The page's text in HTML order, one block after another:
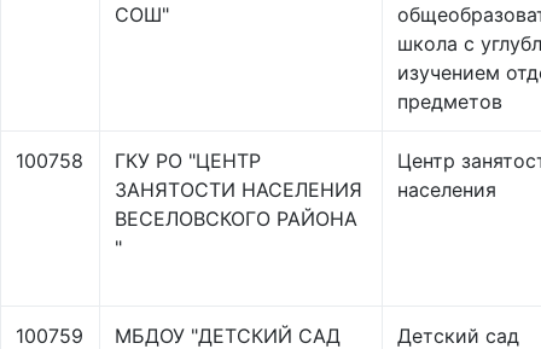
СОШ"
школа с
изучением
предметов
100758
ГКУ РО "ЦЕНТР
ЗАНЯТОСТИ НАСЕЛЕНИЯ
ВЕСЕЛОВСКОГО РАЙОНА
"
Центр
населения
100759
МБДОУ "ДЕТСКИЙ САД
Детский сад